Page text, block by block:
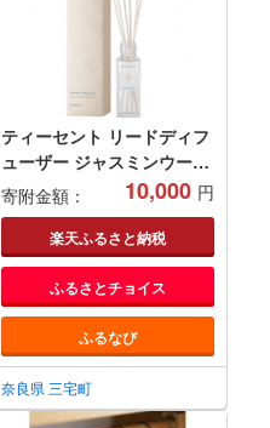
ティーセント リードディフ
ューザー ジャスミンウーロ
ンティー の 香り 晴香堂
HARUKADO TEA SCENT
ルームフレグランス 芳香剤
インテリア アロマ 香り リ
ビング 玄関 ベッドルーム
プレゼント ギフト
寄附金額： 10,000 円
楽天ふるさと納税
ふるさとチョイス
ふるなび
奈良県 三宅町